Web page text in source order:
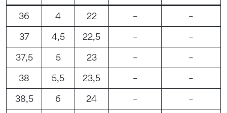
36 4 22 –
–
37
4,5 22,5 –
–
37,5
5 23 –
–
38
5,5 23,5 –
–
38,5
6 24 –
–